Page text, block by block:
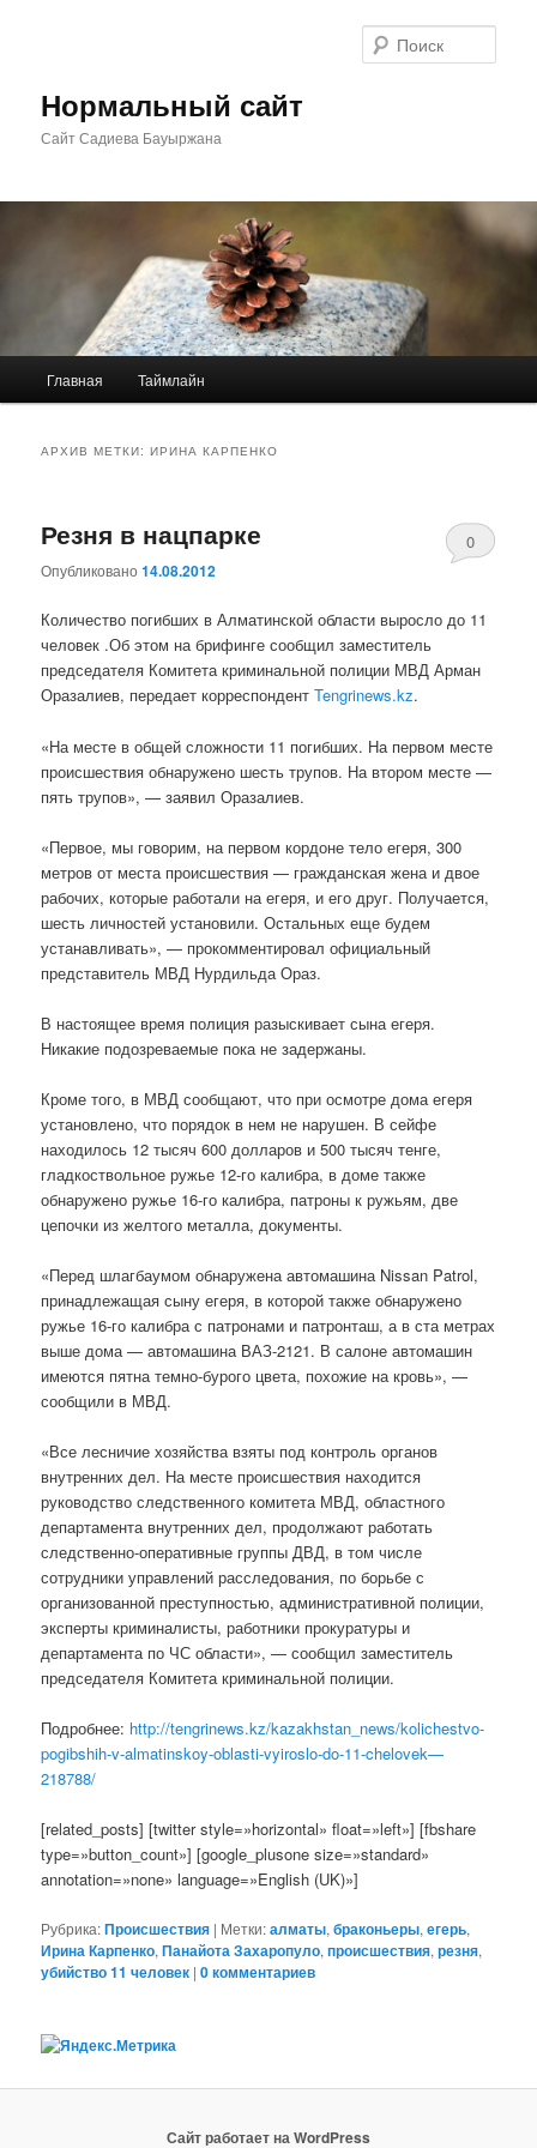
Нормальный сайт
Сайт Садиева Бауыржана
Главная Таймлайн
АРХИВ МЕТКИ:ИРИНА КАРПЕНКО
Резня в нацпарке
Опубликовано14.08.2012
0
Количество погибших в Алматинской области выросло до 11
человек .Об этом на брифинге сообщил заместитель
председателя Комитета криминальной полиции МВД Арман
Оразалиев, передает корреспондентTengrinews.kz.
«На месте в общей сложности 11 погибших. На первом месте
происшествия обнаружено шесть трупов. На втором месте —
пять трупов», — заявил Оразалиев.
«Первое, мы говорим, на первом кордоне тело егеря, 300
метров от места происшествия — гражданская жена и двое
рабочих, которые работали на егеря, и его друг. Получается,
шесть личностей установили. Остальных еще будем
устанавливать», — прокомментировал официальный
представитель МВД Нурдильда Ораз.
В настоящее время полиция разыскивает сына егеря.
Никакие подозреваемые пока не задержаны.
Кроме того, в МВД сообщают, что при осмотре дома егеря
установлено, что порядок в нем не нарушен. В сейфе
находилось 12 тысяч 600 долларов и 500 тысяч тенге,
гладкоствольное ружье 12-го калибра, в доме также
обнаружено ружье 16-го калибра, патроны к ружьям, две
цепочки из желтого металла, документы.
«Перед шлагбаумом обнаружена автомашина Nissan Patrol,
принадлежащая сыну егеря, в которой также обнаружено
ружье 16-го калибра с патронами и патронташ, а в ста метрах
выше дома — автомашина ВАЗ-2121. В салоне автомашин
имеются пятна темно-бурого цвета, похожие на кровь», —
сообщили в МВД.
«Все лесничие хозяйства взяты под контроль органов
внутренних дел. На месте происшествия находится
руководство следственного комитета МВД, областного
департамента внутренних дел, продолжают работать
следственно-оперативные группы ДВД, в том числе
сотрудники управлений расследования, по борьбе с
организованной преступностью, административной полиции,
эксперты криминалисты, работники прокуратуры и
департамента по ЧС области», — сообщил заместитель
председателя Комитета криминальной полиции.
Подробнее: http://tengrinews.kz/kazakhstan_news/kolichestvo-
pogibshih-v-almatinskoy-oblasti-vyiroslo-do-11-chelovek—
218788/
[related_posts] [twitter style=»horizontal» float=»left»] [fbshare
type=»button_count»] [google_plusone size=»standard»
annotation=»none» language=»English (UK)»]
Рубрика:Происшествия | Метки:алматы,браконьеры,егерь,
Ирина Карпенко,Панайота Захаропуло,происшествия,резня,
убийство 11 человек |0 комментариев
Сайт работает на WordPress